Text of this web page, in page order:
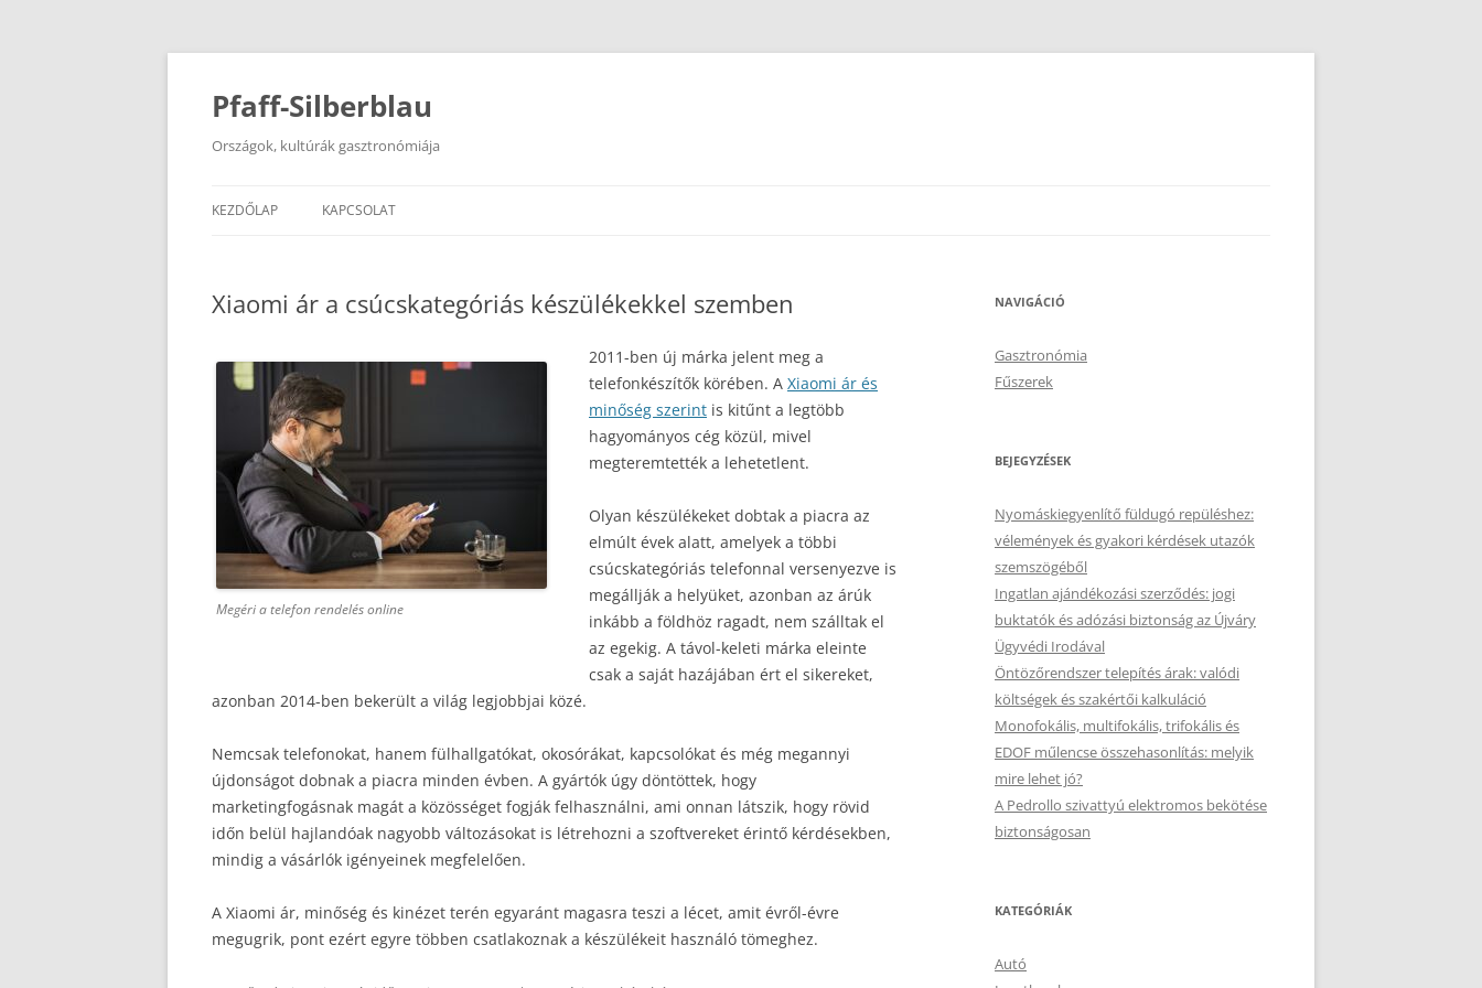
Kilépés
tartalomba
Pfaff-Silberblau
Országok, kultúrák gasztronómiája
KEZDŐLAP KAPCSOLAT
Xiaomi ár a csúcskategóriás készülékekkel szemben
Megéri a telefon rendelés online
2011-ben új márka jelent meg a
telefonkészítők körében. A Xiaomi ár és
minőség szerint is kitűnt a legtöbb
hagyományos cég közül, mivel
megteremtették a lehetetlent.
Olyan készülékeket dobtak a piacra az
elmúlt évek alatt, amelyek a többi
csúcskategóriás telefonnal versenyezve is
megállják a helyüket, azonban az árúk
inkább a földhöz ragadt, nem szálltak el
az egekig. A távol-keleti márka eleinte
csak a saját hazájában ért el sikereket,
azonban 2014-ben bekerült a világ legjobbjai közé.
Nemcsak telefonokat, hanem fülhallgatókat, okosórákat, kapcsolókat és még megannyi
újdonságot dobnak a piacra minden évben. A gyártók úgy döntöttek, hogy
marketingfogásnak magát a közösséget fogják felhasználni, ami onnan látszik, hogy rövid
időn belül hajlandóak nagyobb változásokat is létrehozni a szoftvereket érintő kérdésekben,
mindig a vásárlók igényeinek megfelelően.
A Xiaomi ár, minőség és kinézet terén egyaránt magasra teszi a lécet, amit évről-évre
megugrik, pont ezért egyre többen csatlakoznak a készülékeit használó tömeghez.
NAVIGÁCIÓ
Gasztronómia
Fűszerek
BEJEGYZÉSEK
Nyomáskiegyenlítő füldugó repüléshez:
vélemények és gyakori kérdések utazók
szemszögéből
Ingatlan ajándékozási szerződés: jogi
buktatók és adózási biztonság az Újváry
Ügyvédi Irodával
Öntözőrendszer telepítés árak: valódi
költségek és szakértői kalkuláció
Monofokális, multifokális, trifokális és
EDOF műlencse összehasonlítás: melyik
mire lehet jó?
A Pedrollo szivattyú elektromos bekötése
biztonságosan
KATEGÓRIÁK
Autó